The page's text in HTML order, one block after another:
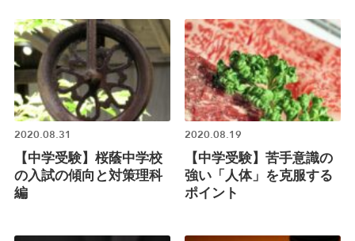
2020.08.31
【中学受験】桜蔭中学校
の入試の傾向と対策理科
編
2020.08.19
【中学受験】苦手意識の
強い「人体」を克服する
ポイント